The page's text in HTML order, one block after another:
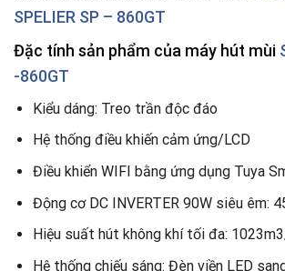
SPELIER SP – 860GT
Đặc tính sản phẩm của máy hút mùi
-860GT
Kiểu dáng: Treo trần độc đáo
Hệ thống điều khiến cảm ứng/LCD
Điều khiển WIFI bằng ứng dụng Tuya
Động cơ DC INVERTER 90W siêu êm:
Hiệu suất hút không khí tối đa:
Hệ thống chiếu sáng: Đèn viền LED